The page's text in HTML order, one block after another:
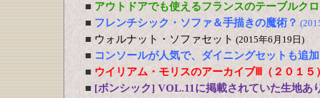
■ アウトドアでも使えるフランスのテーブルク
■ フレンチシック・ソファ＆手描きの魔術？
■ ウォルナット・ソファセット (2015年6月19日)
■ コンソールが人気で、ダイニングセットも追
■ ウイリアム・モリスのアーカイブⅢ（２０１５
■ [ボンシック] VOL.11に掲載されていた生地あ